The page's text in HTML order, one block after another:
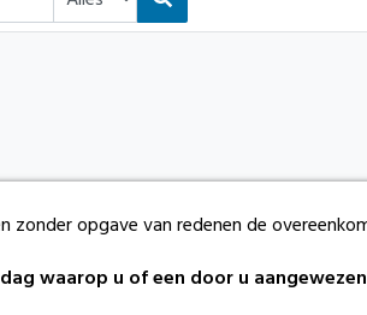
opgave van redenen de
waarop u of een door u